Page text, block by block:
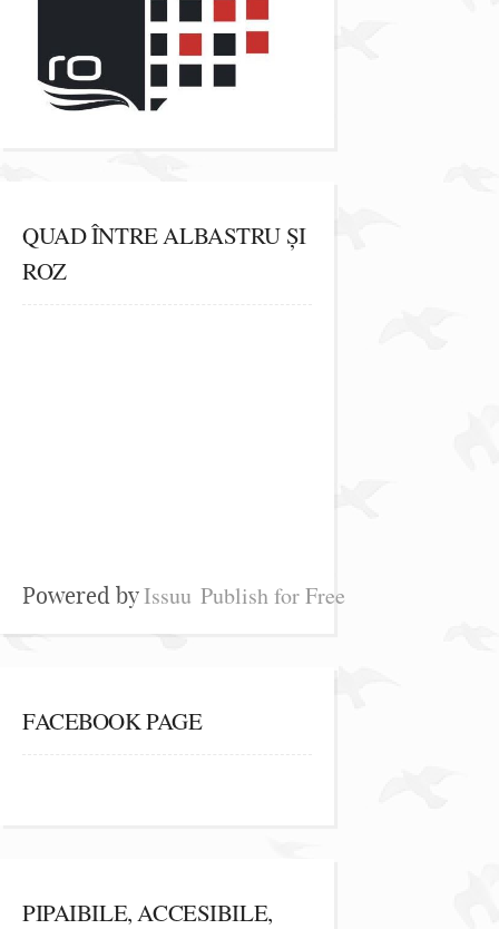
QUAD ÎNTRE ALBASTRU ȘI
ROZ
Powered byIssuu Publish for Free
FACEBOOK PAGE
PIPAIBILE, ACCESIBILE,